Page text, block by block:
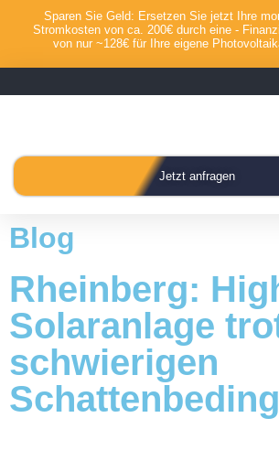
Sparen Sie Geld: Ersetzen Sie jetzt Ihre
Stromkosten von ca. 200€ durch eine -
von nur ~128€ für Ihre eigene
Jetzt anfragen
Blog
Rheinberg:
Solaranlage
schwierigen